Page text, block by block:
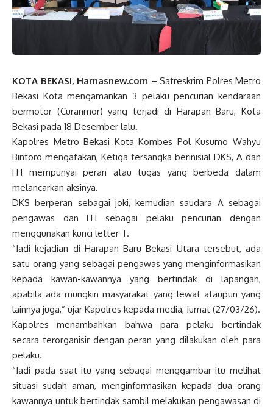
KOTA BEKASI, Harnasnew.com – Satreskrim Polres Metro
Bekasi Kota mengamankan 3 pelaku pencurian kendaraan
bermotor (Curanmor) yang terjadi di Harapan Baru, Kota
Bekasi pada 18 Desember lalu.
Kapolres Metro Bekasi Kota Kombes Pol Kusumo Wahyu
Bintoro mengatakan, Ketiga tersangka berinisial DKS, A dan
FH mempunyai peran atau tugas yang berbeda dalam
melancarkan aksinya.
DKS berperan sebagai joki, kemudian saudara A sebagai
pengawas dan FH sebagai pelaku pencurian dengan
menggunakan kunci letter T.
“Jadi kejadian di Harapan Baru Bekasi Utara tersebut, ada
satu orang yang sebagai pengawas yang menginformasikan
kepada kawan-kawannya yang bertindak di lapangan,
apabila ada mungkin masyarakat yang lewat ataupun yang
lainnya juga,” ujar Kapolres kepada media, Jumat (27/03/26).
Kapolres menambahkan bahwa para pelaku bertindak
secara terorganisir dengan peran yang dilakukan oleh para
pelaku.
“Jadi pada saat itu yang sebagai menggambar itu melihat
situasi sudah aman, menginformasikan kepada dua orang
kawannya untuk bertindak sambil melakukan pengawasan di